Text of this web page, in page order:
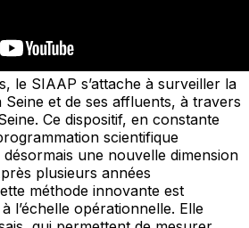
le SIAAP s’attache à surveiller la
Seine et de ses affluents, à travers
Ce dispositif, en constante
scientifique
une nouvelle dimension
plusieurs années
méthode innovante est
l’échelle opérationnelle. Elle